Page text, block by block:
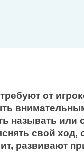
от
называть или
свой ход,
развивают